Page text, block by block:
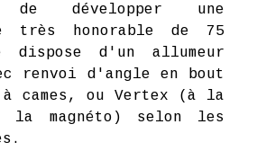
de développer une
très honorable de 75
d'un allumeur
renvoi d'angle en bout
cames, ou Vertex (à la
la magnéto) selon les